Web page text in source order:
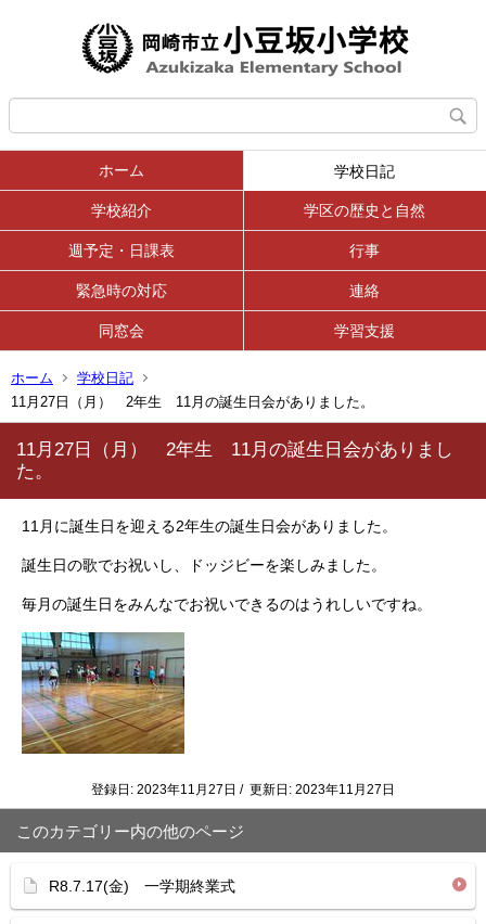
ホーム 学校日記
学校紹介 学区の歴史と自然
週予定・日課表 行事
緊急時の対応 連絡
同窓会 学習支援
ホーム
学校日記
11月27日（月） 2年生 11月の誕生日会がありました。
11月27日（月） 2年生 11月の誕生日会がありまし
た。
11月に誕生日を迎える2年生の誕生日会がありました。
誕生日の歌でお祝いし、ドッジビーを楽しみました。
毎月の誕生日をみんなでお祝いできるのはうれしいですね。
登録日: 2023年11月27日 / 更新日: 2023年11月27日
このカテゴリー内の他のページ
R8.7.17(金) 一学期終業式